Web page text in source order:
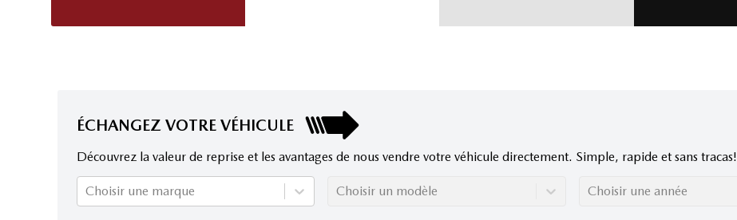
ÉCHANGEZ VOTRE VÉHICULE
Découvrez la valeur de reprise et les avantages de nous vendre votre véhicule directement. Simple, rapide et sans tracas!
Choisir une marque Choisir un modèle Choisir une année